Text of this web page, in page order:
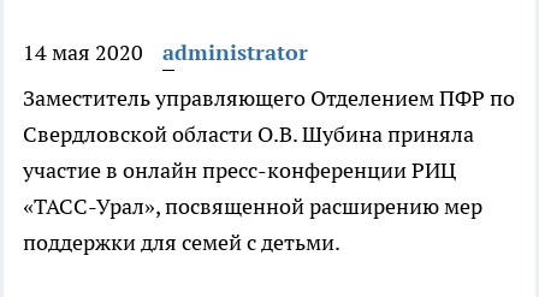
14 мая 2020
administrator
Заместитель управляющего Отделением ПФР по
Свердловской области О.В. Шубина приняла
участие в онлайн пресс-конференции РИЦ
«ТАСС-Урал», посвященной расширению мер
поддержки для семей с детьми.